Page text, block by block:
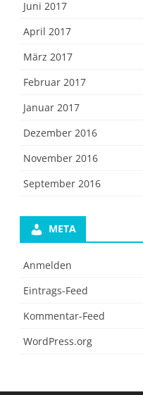
Juni 2017
April 2017
März 2017
Februar 2017
Januar 2017
Dezember 2016
November 2016
September 2016
META
Anmelden
Eintrags-Feed
Kommentar-Feed
WordPress.org